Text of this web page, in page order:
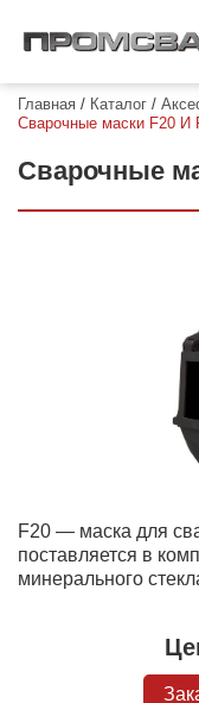
Главная / Каталог /
Сварочные маски F20 И
Сварочные
F20 — маска для
поставляется в
минерального